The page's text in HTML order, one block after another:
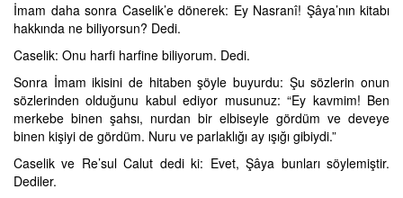
İmam daha sonra Caselik’e dönerek: Ey Nasranî! Şâya’nın kitabı
hakkında ne biliyorsun? Dedi.
Caselik: Onu harfi harfine biliyorum. Dedi.
Sonra İmam ikisini de hitaben şöyle buyurdu: Şu sözlerin onun
sözlerinden olduğunu kabul ediyor musunuz: “Ey kavmim! Ben
merkebe binen şahsı, nurdan bir elbiseyle gördüm ve deveye
binen kişiyi de gördüm. Nuru ve parlaklığı ay ışığı gibiydi.”
Caselik ve Re’sul Calut dedi ki: Evet, Şâya bunları söylemiştir.
Dediler.